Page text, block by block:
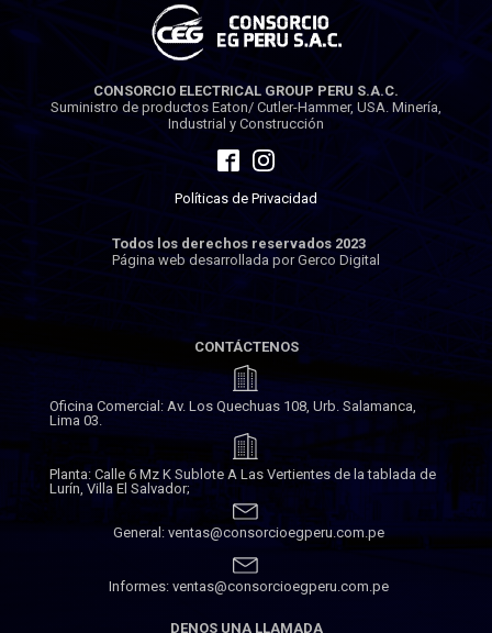
CONSORCIO ELECTRICAL GROUP PERU S.A.C.
Suministro de productos Eaton/ Cutler-Hammer, USA. Minería,
Industrial y Construcción
Políticas de Privacidad
Todos los derechos reservados 2023
Página web desarrollada por Gerco Digital
CONTÁCTENOS
Oficina Comercial: Av. Los Quechuas 108, Urb. Salamanca,
Lima 03.
Planta: Calle 6 Mz K Sublote A Las Vertientes de la tablada de
Lurín, Villa El Salvador;
General: ventas@consorcioegperu.com.pe
Informes: ventas@consorcioegperu.com.pe
DENOS UNA LLAMADA